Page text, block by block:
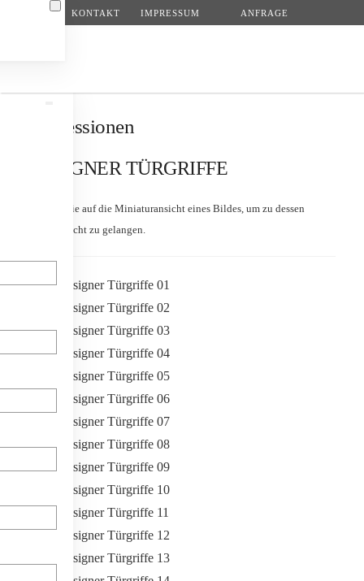
Impressionen
DESIGNER TÜRGRIFFE
Klicken Sie auf die Miniaturansicht eines Bildes, um zu dessen
Detailansicht zu gelangen.
KONTAKT IMPRESSUM ANFRAGE